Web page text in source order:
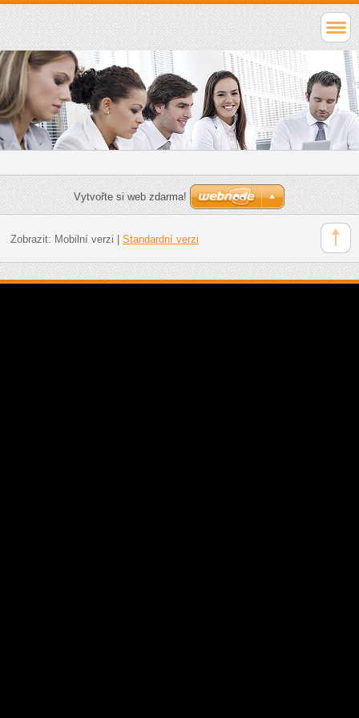
Vytvořte si web zdarma!
Zobrazit: Mobilní verzi Standardní verzi